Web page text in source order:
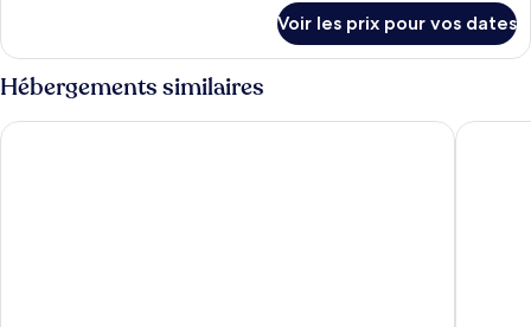
Doble
Matrimonial
Plus
le
type
de
chambre
Doble
Voir les prix pour vos dates
Hébergements similaires
Holiday Inn Express Lisbon Airport by IHG ibis